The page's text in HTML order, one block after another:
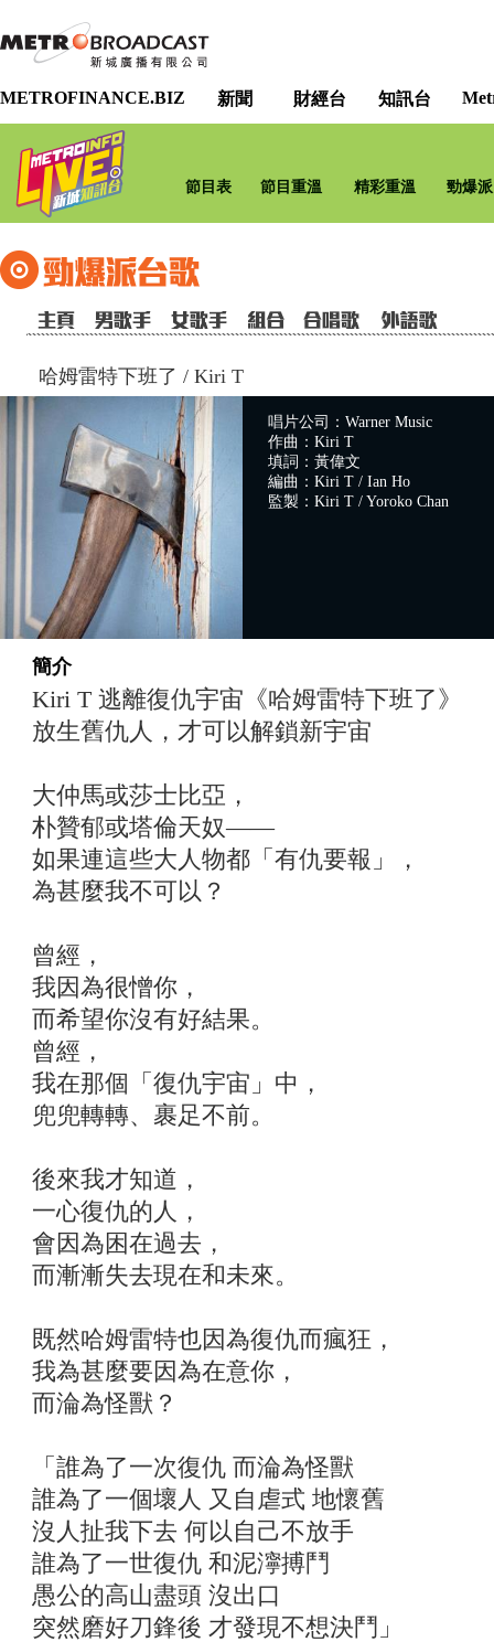
METROFINANCE.BIZ 新聞 財經台 知訊台
節目表 節目重溫 精彩重溫 勁爆
哈姆雷特下班了 / Kiri T
唱片公司：Warner Music
作曲：Kiri T
填詞：黃偉文
編曲：Kiri T / Ian Ho
監製：Kiri T / Yoroko Chan
簡介
Kiri T 逃離復仇宇宙《哈姆雷特下班了》
放生舊仇人，才可以解鎖新宇宙
大仲馬或莎士比亞，
朴贊郁或塔倫天奴——
如果連這些大人物都「有仇要報」，
為甚麼我不可以？
曾經，
我因為很憎你，
而希望你沒有好結果。
曾經，
我在那個「復仇宇宙」中，
兜兜轉轉、裹足不前。
後來我才知道，
一心復仇的人，
會因為困在過去，
而漸漸失去現在和未來。
既然哈姆雷特也因為復仇而瘋狂，
我為甚麼要因為在意你，
而淪為怪獸？
「誰為了一次復仇 而淪為怪獸
誰為了一個壞人 又自虐式 地懷舊
沒人扯我下去 何以自己不放手
誰為了一世復仇 和泥濘搏鬥
愚公的高山盡頭 沒出口
突然磨好刀鋒後 才發現不想決鬥」